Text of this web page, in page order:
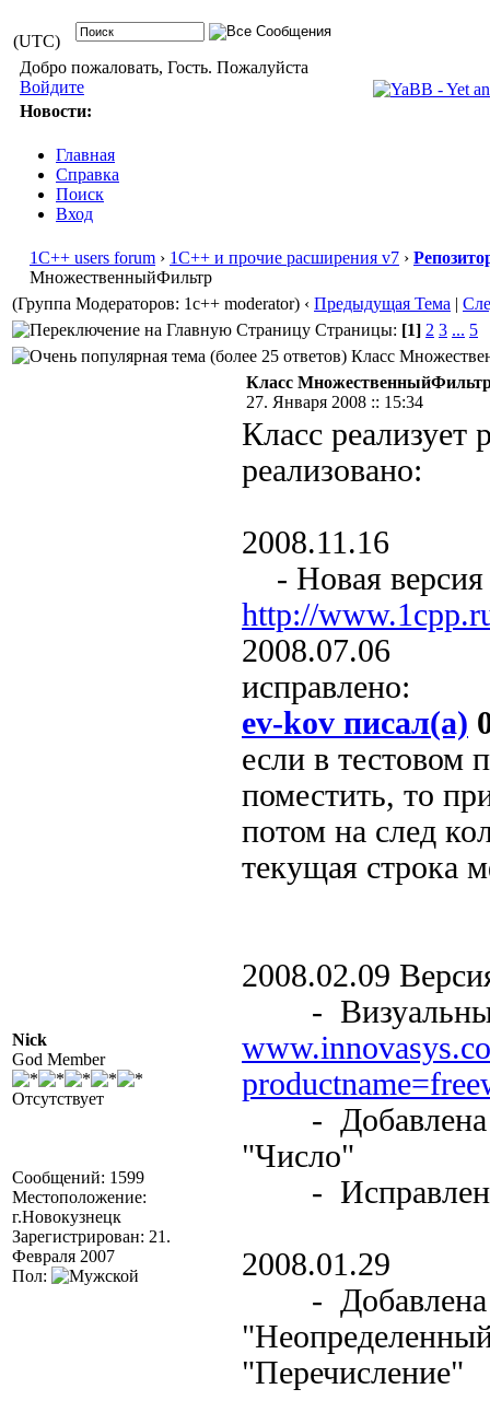
(UTC)
Добро пожаловать, Гость. Пожалуйста
Войдите
Новости:
Главная
Справка
Поиск
Вход
1С++ users forum › 1С++ и прочие расширения v7 ›
МножественныйФильтр
(Группа Модераторов: 1c++ moderator) ‹ Предыдущая Тема |
Страницы: [1] 2 3 ... 5
Класс
Nick
God Member
Отсутствует
Сообщений: 1599
Местоположение:
г.Новокузнецк
Зарегистрирован: 21.
Февраля 2007
Пол:
Класс
27. Января 2008 :: 15:34
Класс реализует
реализовано:
2008.11.16
- Новая версия
http://
2008.07.06
исправлено:
ev-kov писал(а)
если в тестовом
поместить, то
потом на след
текущая строка
2008.02.09
- Визуальные
- Добавлена
"Число"
- Исправлены
2008.01.29
- Добавлена
"Перечисление"